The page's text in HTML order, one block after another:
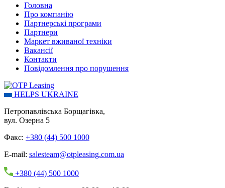
Головна
Про компанію
Партнерські програми
Партнери
Маркет вживаної техніки
Вакансії
Контакти
Повідомлення про порушення
HELPS UKRAINE
Петропавлівська Борщагівка,
вул. Озерна 5
Факс: +380 (44) 500 1000
E-mail: salesteam@otpleasing.com.ua
+380 (44) 500 1000